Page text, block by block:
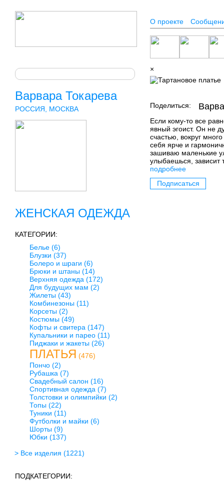
О проекте
Варвара Токарева
РОССИЯ, МОСКВА
ЖЕНСКАЯ ОДЕЖДА
КАТЕГОРИИ:
Белье (6)
Блузки (37)
Болеро и шраги (6)
Брюки и штаны (14)
Верхняя одежда (172)
Для будущих мам (2)
Жилеты (43)
Комбинезоны (11)
Корсеты (2)
Костюмы (49)
Кофты и свитера (147)
Купальники и парео (11)
Пиджаки и жакеты (26)
ПЛАТЬЯ (476)
Пончо (2)
Рубашка (7)
Свадебный салон (16)
Спортивная одежда (7)
Толстовки и олимпийки (2)
Топы (22)
Туники (11)
Футболки и майки (6)
Шорты (9)
Юбки (137)
> Все изделия (1221)
ПОДКАТЕГОРИИ:
×
Поделиться:
Если кому-то все
явный эгоист. Он не
счастью, вокруг
себя ярче и
зашиваю маленькие
улыбаешься, зависит
подробнее
Подписаться